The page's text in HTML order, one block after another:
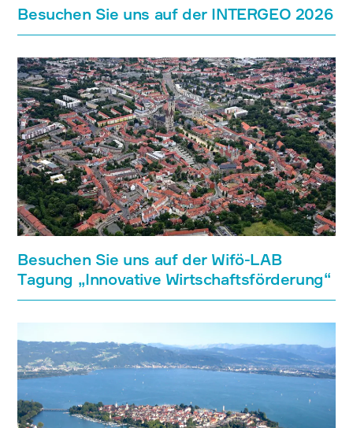
Besuchen Sie uns auf der INTERGEO 2026
Besuchen Sie uns auf der Wifö-LAB
Tagung „Innovative Wirtschaftsförderung“